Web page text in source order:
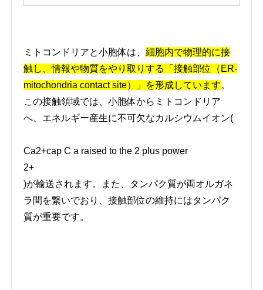
ミトコンドリアと小胞体は、細胞内で物理的に接
触し、情報や物質をやり取りする「接触部位（ER-
mitochondria contact site）」を形成しています。
この接触領域では、小胞体からミトコンドリア
へ、エネルギー産生に不可欠なカルシウムイオン(
Ca2+cap C a raised to the 2 plus power
2+
)が輸送されます。
また、タンパク質が両オルガネ
ラ間を繋いでおり、接触部位の維持にはタンパク
質が重要です。